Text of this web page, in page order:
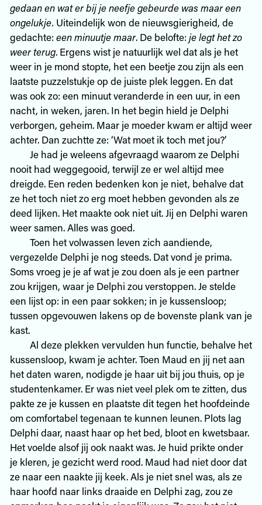
gedaan en wat er bij je neefje gebeurde was maar een
ongelukje. Uiteindelijk won de nieuwsgierigheid, de
gedachte: een minuutje maar. De belofte: je legt het zo
weer terug. Ergens wist je natuurlijk wel dat als je het
weer in je mond stopte, het een beetje zou zijn als een
laatste puzzelstukje op de juiste plek leggen. En dat
was ook zo: een minuut veranderde in een uur, in een
nacht, in weken, jaren. In het begin hield je Delphi
verborgen, geheim. Maar je moeder kwam er altijd weer
achter. Dan zuchtte ze: ‘Wat moet ik toch met jou?’
Je had je weleens afgevraagd waarom ze Delphi
nooit had weggegooid, terwijl ze er wel altijd mee
dreigde. Een reden bedenken kon je niet, behalve dat
ze het toch niet zo erg moet hebben gevonden als ze
deed lijken. Het maakte ook niet uit. Jij en Delphi waren
weer samen. Alles was goed.
Toen het volwassen leven zich aandiende,
vergezelde Delphi je nog steeds. Dat vond je prima.
Soms vroeg je je af wat je zou doen als je een partner
zou krijgen, waar je Delphi zou verstoppen. Je stelde
een lijst op: in een paar sokken; in je kussensloop;
tussen opgevouwen lakens op de bovenste plank van je
kast.
Al deze plekken vervulden hun functie, behalve het
kussensloop, kwam je achter. Toen Maud en jij net aan
het daten waren, nodigde je haar uit bij jou thuis, op je
studentenkamer. Er was niet veel plek om te zitten, dus
pakte ze je kussen en plaatste dit tegen het hoofdeinde
om comfortabel tegenaan te kunnen leunen. Plots lag
Delphi daar, naast haar op het bed, bloot en kwetsbaar.
Het voelde alsof jij ook naakt was. Je huid prikte onder
je kleren, je gezicht werd rood. Maud had niet door dat
ze naar een naakte jij keek. Als je niet snel was, als ze
haar hoofd naar links draaide en Delphi zag, zou ze